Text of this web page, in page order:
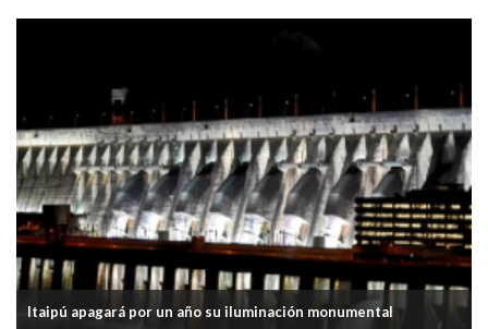
Itaipú apagará por un año su iluminación monumental